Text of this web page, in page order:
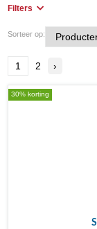
Filters
Sorteer op:
1 2 ›
30% korting